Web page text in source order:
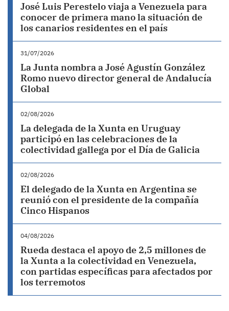
José Luis Perestelo viaja a Venezuela para
conocer de primera mano la situación de
los canarios residentes en el país
31/07/2026
La Junta nombra a José Agustín González
Romo nuevo director general de Andalucía
Global
02/08/2026
La delegada de la Xunta en Uruguay
participó en las celebraciones de la
colectividad gallega por el Día de Galicia
02/08/2026
El delegado de la Xunta en Argentina se
reunió con el presidente de la compañía
Cinco Hispanos
04/08/2026
Rueda destaca el apoyo de 2,5 millones de
la Xunta a la colectividad en Venezuela,
con partidas específicas para afectados por
los terremotos